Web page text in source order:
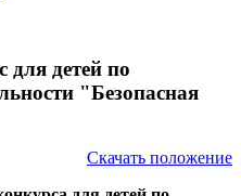
детей по
"Безопасная
Скачать положение